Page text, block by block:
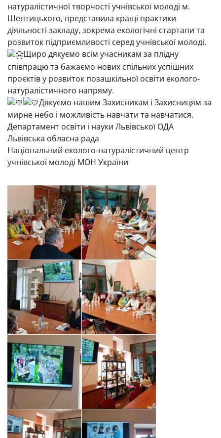
натуралістичної творчості учнівської молоді м.
Шептицького, представила кращі практики
діяльності закладу, зокрема екологічні стартапи та
розвиток підприємливості серед учнівської молоді.
Щиро дякуємо всім учасникам за плідну
співпрацю та бажаємо нових спільних успішних
проєктів у розвиток позашкільної освіти еколого-
натуралістичного напряму.
Дякуємо нашим Захисникам і Захисницям за
мирне небо і можливість навчати та навчатися.
Департамент освіти і науки Львівської ОДА
Львівська обласна рада
Національний еколого-натуралістичний центр
учнівської молоді МОН України